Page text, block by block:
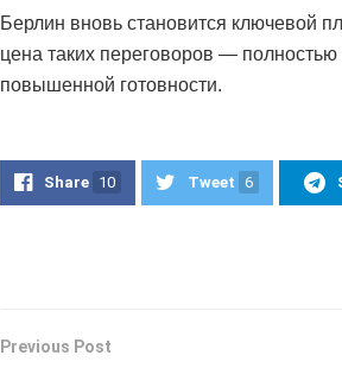
Берлин вновь становится ключевой
цена таких переговоров —
повышенной готовности.
Share 10 Tweet 6
Previous Post